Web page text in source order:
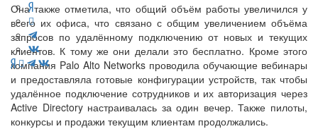
Она также отметила, что общий объём работы увеличился у
всего их офиса, что связано с общим увеличением объёма
запросов по удалённому подключению от новых и текущих
клиентов. К тому же они делали это бесплатно. Кроме этого
компания Palo Alto Networks проводила обучающие вебинары
и предоставляла готовые конфигурации устройств, так чтобы
удалённое подключение сотрудников и их авторизация через
Active Directory настраивалась за один вечер. Также пилоты,
конкурсы и продажи текущим клиентам продолжались.